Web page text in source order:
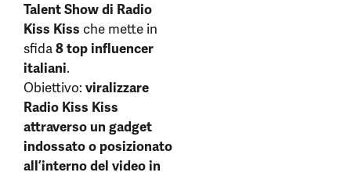
Talent Show di Radio
Kiss Kiss che mette in
sfida8 top influencer
italiani.
Obiettivo: viralizzare
Radio Kiss Kiss
attraverso un gadget
indossato o posizionato
all’interno del video in